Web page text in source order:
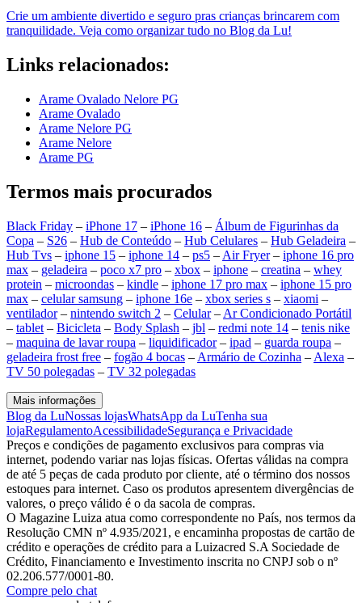
Crie um ambiente divertido e seguro pras crianças brincarem com
tranquilidade. Veja como organizar tudo no Blog da Lu!
Links relacionados:
Arame Ovalado Nelore PG
Arame Ovalado
Arame Nelore PG
Arame Nelore
Arame PG
Termos mais procurados
Black Friday – iPhone 17 – iPhone 16 – Álbum de Figurinhas da
Copa – S26 – Hub de Conteúdo – Hub Celulares – Hub Geladeira –
Hub Tvs – iphone 15 – iphone 14 – ps5 – Air Fryer– iphone 16 pro
max – geladeira – poco x7 pro – xbox – iphone – creatina – whey
protein – microondas – kindle – iphone 17 pro max – iphone 15 pro
max – celular samsung – iphone 16e – xbox series s – xiaomi –
ventilador– nintendo switch 2 – Celular– Ar Condicionado Portátil
– tablet – Bicicleta – Body Splash – jbl – redmi note 14 – tenis nike
– maquina de lavar roupa – liquidificador– ipad – guarda roupa –
geladeira frost free – fogão 4 bocas – Armário de Cozinha – Alexa –
TV 50 polegadas – TV 32 polegadas
Mais informações
Blog da LuNossas lojasWhatsApp da LuTenha sua
lojaRegulamentoAcessibilidadeSegurança e Privacidade
Preços e condições de pagamento exclusivos para compras via
internet, podendo variar nas lojas físicas. Ofertas válidas na compra
de até 5 peças de cada produto por cliente, até o término dos nossos
estoques para internet. Caso os produtos apresentem divergências de
valores, o preço válido é o da sacola de compras.
O Magazine Luiza atua como correspondente no País, nos termos da
Resolução CMN nº 4.935/2021, e encaminha propostas de cartão de
crédito e operações de crédito para a Luizacred S.A Sociedade de
Crédito, Financiamento e Investimento inscrita no CNPJ sob o nº
02.206.577/0001-80.
Compre pelo chat